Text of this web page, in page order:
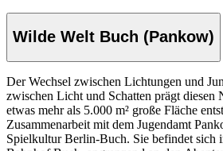
Wilde Welt Buch (Pankow)
Der Wechsel zwischen Lichtungen und
zwischen Licht und Schatten prägt diesen
etwas mehr als 5.000 m² große Fläche
Zusammenarbeit mit dem Jugendamt
Spielkultur Berlin-Buch. Sie befindet sich